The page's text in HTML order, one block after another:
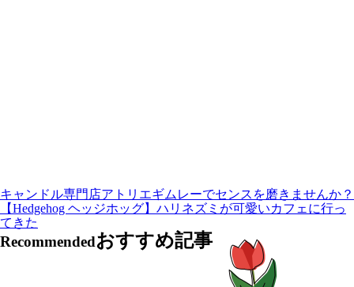
キャンドル専門店アトリエギムレーでセンスを磨きませんか？
【Hedgehog ヘッジホッグ】ハリネズミが可愛いカフェに行っ
てきた
Recommendedおすすめ記事